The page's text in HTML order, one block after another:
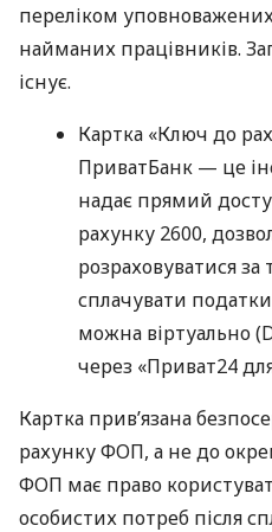
переліком
найманих працівників.
існує.
Картка «Ключ до
ПриватБанк — це
надає прямий
рахунку 2600,
розраховуватися
сплачувати
можна віртуально
через «Приват24
Картка прив’язана
рахунку ФОП, а не до
ФОП має право
особистих потреб після